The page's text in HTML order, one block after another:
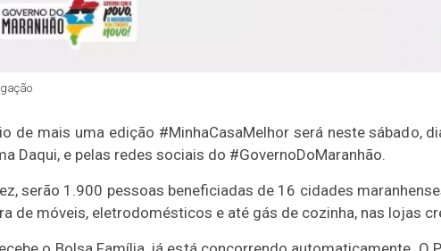
de mais uma edição #MinhaCasaMelhor será neste sábado,
Daqui, e pelas redes sociais do #GovernoDoMaranhão.
serão 1.900 pessoas beneficiadas de 16 cidades
de móveis, eletrodomésticos e até gás de cozinha, nas lojas